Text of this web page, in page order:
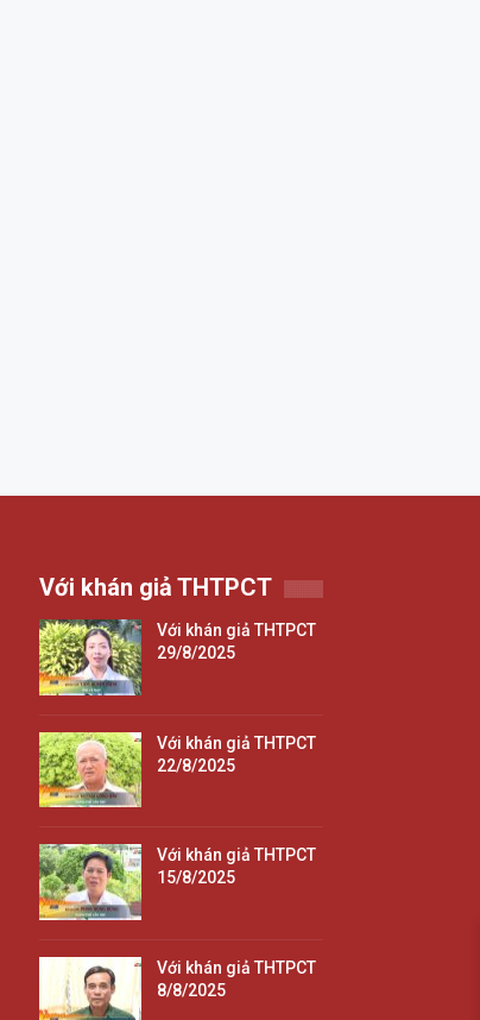
Với khán giả THTPCT
Với khán giả THTPCT
29/8/2025
Với khán giả THTPCT
22/8/2025
Với khán giả THTPCT
15/8/2025
Với khán giả THTPCT
8/8/2025